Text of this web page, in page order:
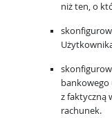
niż ten, o
bankowego
z faktyczną
rachunek.